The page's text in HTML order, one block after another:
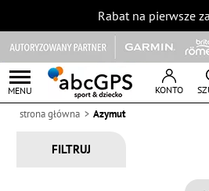
Rabat na pierwsze
MENU KONTO
strona główna Azymut
FILTRUJ